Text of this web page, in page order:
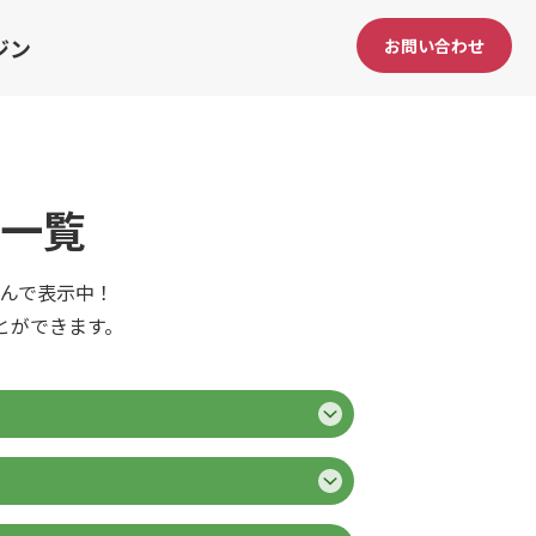
ン お問い合わせ
覧
で表示中！
できます。